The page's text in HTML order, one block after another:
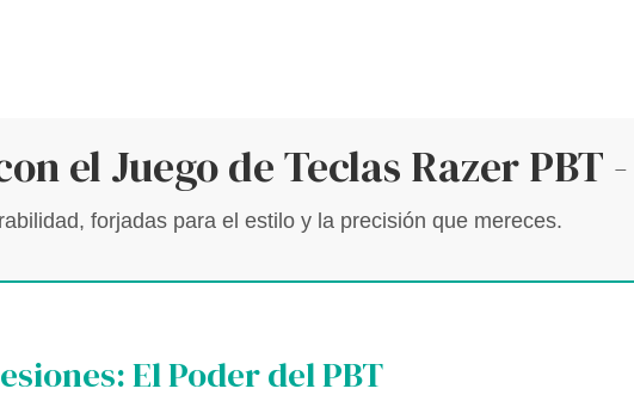
el Juego de Teclas Razer PBT
forjadas para el estilo y la precisión que mereces.
El Poder del PBT